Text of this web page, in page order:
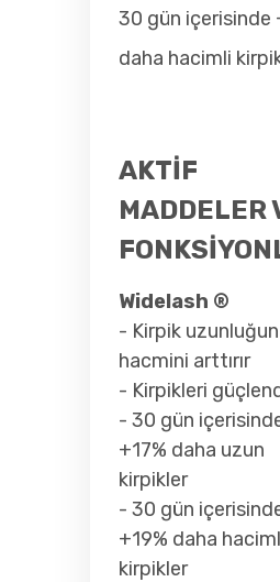
30 gün içerisinde
daha hacimli
AKTİF
MADDELER
Widelash ®
- Kirpik
hacmini arttırır
- Kirpikleri
- 30 gün
+17% daha uzun
kirpikler
- 30 gün
+19% daha
kirpikler